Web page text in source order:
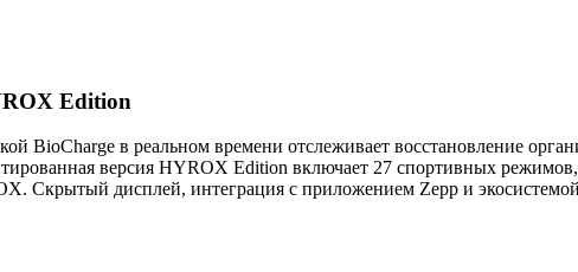
Edition
BioCharge в реальном времени отслеживает восстановление
версия HYROX Edition включает 27 спортивных
Скрытый дисплей, интеграция с приложением Zepp и